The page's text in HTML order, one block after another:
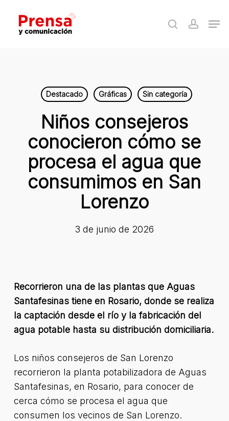
main
search
Destacado Gráficas Sin categoría
Niños consejeros
conocieron cómo se
procesa el agua que
consumimos en San
Lorenzo
3 de junio de 2026
Recorrieron una de las plantas que Aguas
Santafesinas tiene en Rosario, donde se realiza
la captación desde el río y la fabricación del
agua potable hasta su distribución domiciliaria.
Los niños consejeros de San Lorenzo
recorrieron la planta potabilizadora de Aguas
Santafesinas, en Rosario, para conocer de
cerca cómo se procesa el agua que
consumen los vecinos de San Lorenzo.